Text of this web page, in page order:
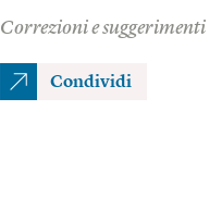
Correzioni e suggerimenti
Condividi